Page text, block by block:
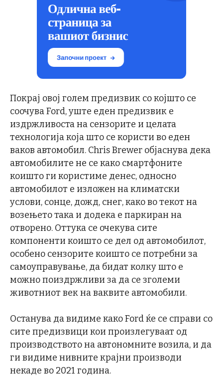
Покрај овој голем предизвик со којшто се
соочува Ford, уште еден предизвик е
издржливоста на сензорите и целата
технологија која што се користи во еден
ваков автомобил. Chris Brewer објаснува дека
автомобилите не се како смартфоните
коишто ги користиме денес, односно
автомобилот е изложен на климатски
услови, сонце, дожд, снег, како во текот на
возењето така и додека е паркиран на
отворено. Оттука се очекува сите
компоненти коишто се дел од автомобилот,
особено сензорите коишто се потребни за
самоуправување, да бидат колку што е
можно поиздржливи за да се зголеми
животниот век на ваквите автомобили.
Останува да видиме како Ford ќе се справи со
сите предизвици кои произлегуваат од
производството на автономните возила, и да
ги видиме нивните крајни производи
некаде во 2021 година.